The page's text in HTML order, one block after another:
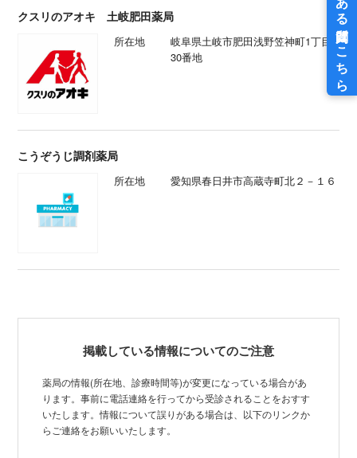
クスリのアオキ 土岐肥田薬局
所在地
岐阜県土岐市肥田浅野笠神町1丁目
30番地
こうぞうじ調剤薬局
所在地 愛知県春日井市高蔵寺町北２－１６
掲載している情報についてのご注意
薬局の情報(所在地、診療時間等)が変更になっている場合があ
ります。事前に電話連絡を行ってから受診されることをおすす
いたします。情報について誤りがある場合は、以下のリンクか
らご連絡をお願いいたします。